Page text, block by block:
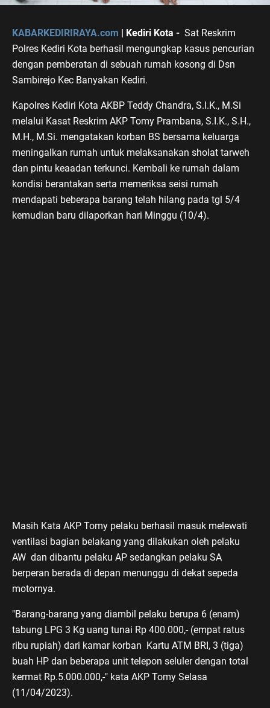
KABARKEDIRIRAYA.com | Kediri Kota - Sat Reskrim
Polres Kediri Kota berhasil mengungkap kasus pencurian
dengan pemberatan di sebuah rumah kosong di Dsn
Sambirejo Kec Banyakan Kediri.
Kapolres Kediri Kota AKBP Teddy Chandra, S.I.K., M.Si
melalui Kasat Reskrim AKP Tomy Prambana, S.I.K., S.H.,
M.H., M.Si. mengatakan korban BS bersama keluarga
meningalkan rumah untuk melaksanakan sholat tarweh
dan pintu keaadan terkunci. Kembali ke rumah dalam
kondisi berantakan serta memeriksa seisi rumah
mendapati beberapa barang telah hilang pada tgl 5/4
kemudian baru dilaporkan hari Minggu (10/4).
Masih Kata AKP Tomy pelaku berhasil masuk melewati
ventilasi bagian belakang yang dilakukan oleh pelaku
AW dan dibantu pelaku AP sedangkan pelaku SA
berperan berada di depan menunggu di dekat sepeda
motornya.
"Barang-barang yang diambil pelaku berupa 6 (enam)
tabung LPG 3 Kg uang tunai Rp 400.000,- (empat ratus
ribu rupiah) dari kamar korban Kartu ATM BRI, 3 (tiga)
buah HP dan beberapa unit telepon seluler dengan total
kermat Rp.5.000.000,-" kata AKP Tomy Selasa
(11/04/2023).